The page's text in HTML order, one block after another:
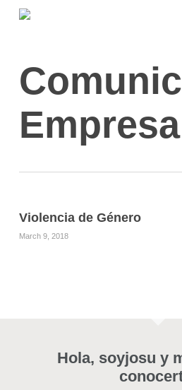
Violencia de Género
March 9, 2018
Hola, soyjosu y